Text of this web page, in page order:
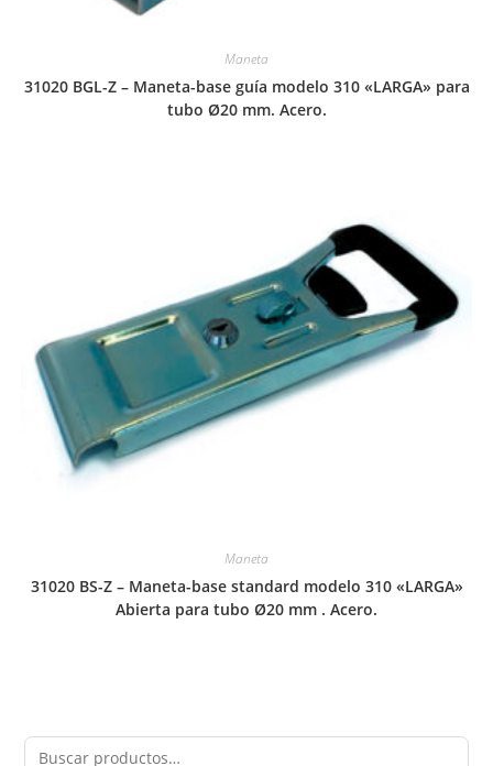
Maneta
31020 BGL-Z – Maneta-base guía modelo 310 «LARGA» para
tubo Ø20 mm. Acero.
Maneta
31020 BS-Z – Maneta-base standard modelo 310 «LARGA»
Abierta para tubo Ø20 mm . Acero.